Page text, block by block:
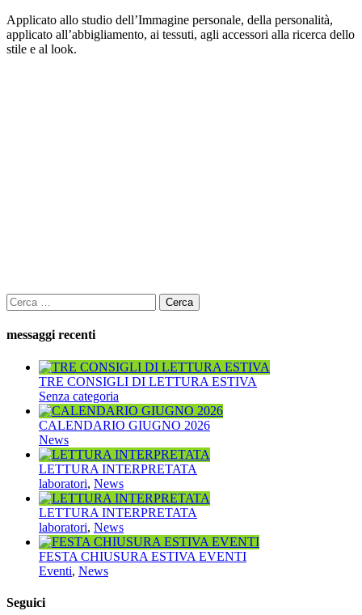
Applicato allo studio dell’Immagine personale, della personalità,
applicato all’abbigliamento, ai tessuti, agli accessori alla ricerca dello
stile e al look.
Ricerca
per:
messaggi recenti
TRE CONSIGLI DI LETTURA ESTIVA
Senza categoria
CALENDARIO GIUGNO 2026
News
LETTURA INTERPRETATA
laboratori, News
LETTURA INTERPRETATA
laboratori, News
FESTA CHIUSURA ESTIVA EVENTI
Eventi, News
Seguici